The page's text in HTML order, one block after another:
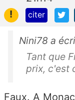
!
citer
Nini78 a
Tant que
prix, c'est
Faux. A